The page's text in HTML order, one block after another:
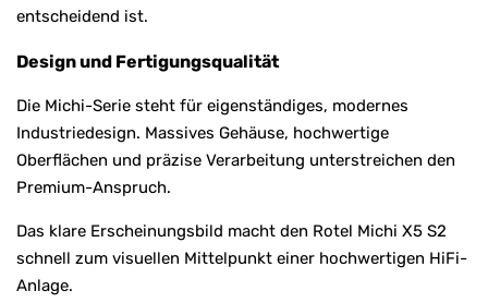
entscheidend ist.
Design und Fertigungsqualität
Die Michi-Serie steht für eigenständiges, modernes
Industriedesign. Massives Gehäuse, hochwertige
Oberflächen und präzise Verarbeitung unterstreichen den
Premium-Anspruch.
Das klare Erscheinungsbild macht den Rotel Michi X5 S2
schnell zum visuellen Mittelpunkt einer hochwertigen HiFi-
Anlage.